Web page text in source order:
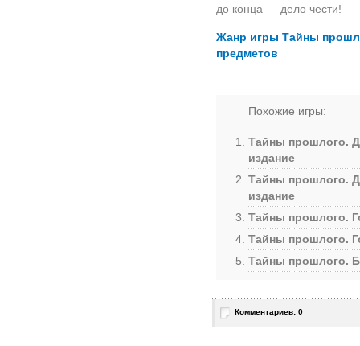
до конца — дело чести!
Жанр игры Тайны
предметов
Похожие игры:
Тайны прошлого.
издание
Тайны прошлого.
издание
Тайны прошлого.
Тайны прошлого.
Тайны прошлого.
Комментариев: 0